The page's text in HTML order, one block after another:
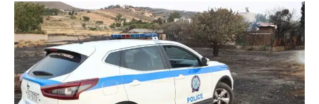
ΔΕΔΔΗΕ: Πού θα σημειωθούν διακοπές ρεύματος σήμερα (7/8)
στην Αττική – Αναλυτικά ώρες και οδοί
ΕΙΔΗΣΕΙΣ 7 Αυγούστου 2026 04:00
Χανιά: Νεκρός 81χρονος που ανασύρθηκε χωρίς τις αισθήσεις
του από παραλία